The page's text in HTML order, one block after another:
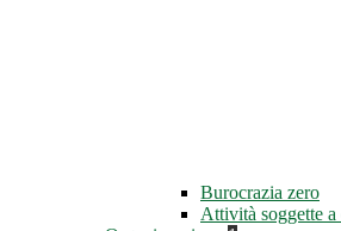
Burocrazia zero
Attività soggette